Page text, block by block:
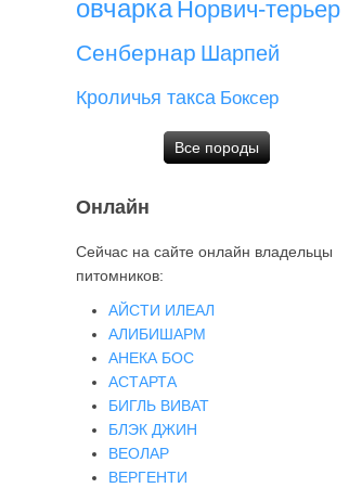
овчарка Норвич-терьер
Сенбернар Шарпей
Кроличья такса Боксер
Все породы
Онлайн
Сейчас на сайте онлайн владельцы
питомников:
АЙСТИ ИЛЕАЛ
АЛИБИШАРМ
АНЕКА БОС
АСТАРТА
БИГЛЬ ВИВАТ
БЛЭК ДЖИН
ВЕОЛАР
ВЕРГЕНТИ